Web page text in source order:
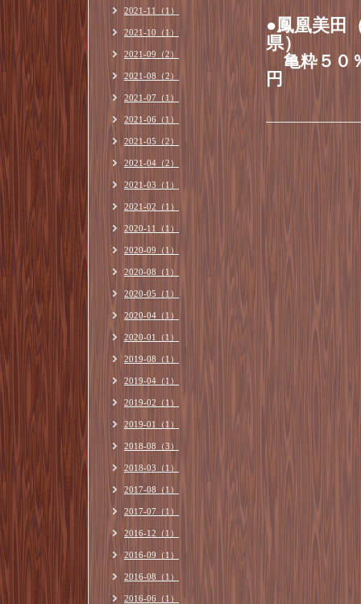
●鳳凰美田
県）
亀粋５
円
2021-11（1）
2021-10（1）
2021-09（2）
2021-08（2）
2021-07（1）
2021-06（1）
2021-05（2）
2021-04（2）
2021-03（1）
2021-02（1）
2020-11（1）
2020-09（1）
2020-08（1）
2020-05（1）
2020-04（1）
2020-01（1）
2019-08（1）
2019-04（1）
2019-02（1）
2019-01（1）
2018-08（3）
2018-03（1）
2017-08（1）
2017-07（1）
2016-12（1）
2016-09（1）
2016-08（1）
2016-06（1）